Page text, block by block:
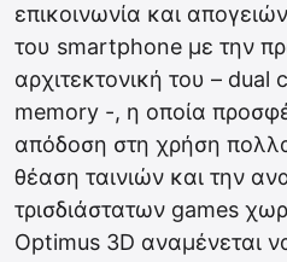
επικοινωνία και
του smartphone με την
αρχιτεκτονική του –
memory -, η οποία
απόδοση στη χρήση
θέαση ταινιών και την
τρισδιάστατων games
Optimus 3D αναμένεται